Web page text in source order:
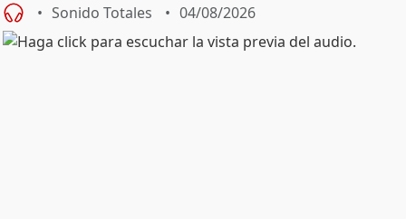
Sonido Totales 04/08/2026